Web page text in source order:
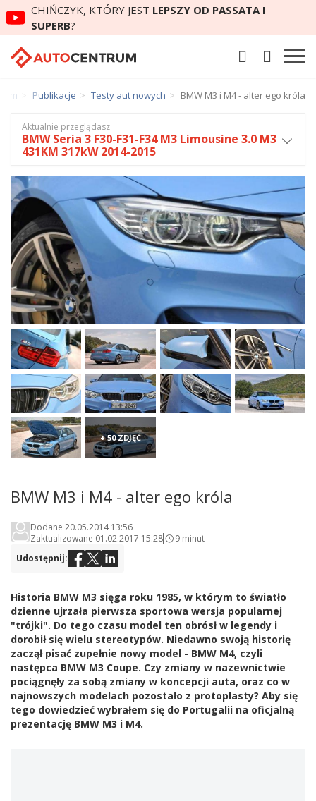
CHIŃCZYK, KTÓRY JEST LEPSZY OD PASSATA I
SUPERB?
Publikacje Testy aut nowych BMW M3 i M4 - alter ego króla
+ 50 ZDJĘĆ
BMW M3 i M4 - alter ego króla
Dodane 20.05.2014 13:56
Zaktualizowane 01.02.2017 15:28
9 minut
Udostępnij:
Historia BMW M3 sięga roku 1985, w którym to światło
dzienne ujrzała pierwsza sportowa wersja popularnej
"trójki". Do tego czasu model ten obrósł w legendy i
dorobił się wielu stereotypów. Niedawno swoją historię
zaczął pisać zupełnie nowy model - BMW M4, czyli
następca BMW M3 Coupe. Czy zmiany w nazewnictwie
pociągnęły za sobą zmiany w koncepcji auta, oraz co w
najnowszych modelach pozostało z protoplasty? Aby się
tego dowiedzieć wybrałem się do Portugalii na oficjalną
prezentację BMW M3 i M4.
Aktualnie przeglądasz
BMW Seria 3 F30-F31-F34 M3 Limousine 3.0 M3
431KM 317kW 2014-2015